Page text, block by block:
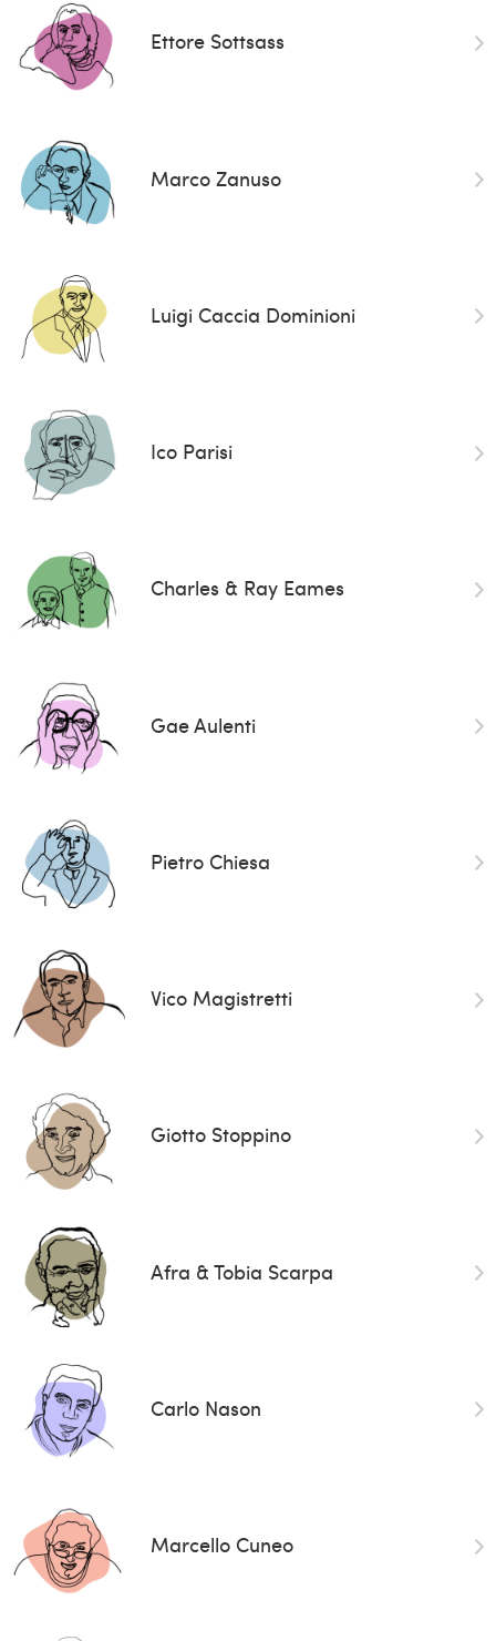
Ettore Sottsass
Marco Zanuso
Luigi Caccia Dominioni
Ico Parisi
Charles & Ray Eames
Gae Aulenti
Pietro Chiesa
Vico Magistretti
Giotto Stoppino
Afra & Tobia Scarpa
Carlo Nason
Marcello Cuneo